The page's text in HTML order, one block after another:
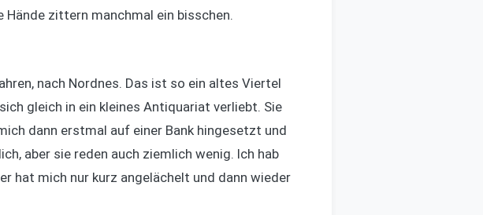
zittern manchmal ein bisschen.
nach Nordnes. Das ist so ein altes Viertel
gleich in ein kleines Antiquariat verliebt. Sie
dann erstmal auf einer Bank hingesetzt und
aber sie reden auch ziemlich wenig. Ich hab
hat mich nur kurz angelächelt und dann wieder